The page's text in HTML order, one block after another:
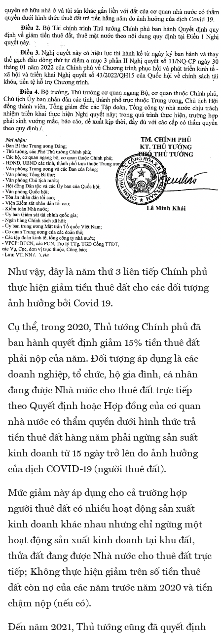
Như vậy, đây là năm thứ 3 liên tiếp Chính phủ
thực hiện giảm tiền thuê đất cho các đối tượng
ảnh hưởng bởi Covid 19.
Cụ thể, trong 2020, Thủ tướng Chính phủ đã
ban hành quyết định giảm 15% tiền thuê đất
phải nộp của năm. Đối tượng áp dụng là các
doanh nghiệp, tổ chức, hộ gia đình, cá nhân
đang được Nhà nước cho thuê đất trực tiếp
theo Quyết định hoặc Hợp đồng của cơ quan
nhà nước có thẩm quyền dưới hình thức trả
tiền thuê đất hàng năm phải ngừng sản suất
kinh doanh từ 15 ngày trở lên do ảnh hưởng
của dịch COVID-19 (người thuê đất).
Mức giảm này áp dụng cho cả trường hợp
người thuê đất có nhiều hoạt động sản xuất
kinh doanh khác nhau nhưng chỉ ngừng một
hoạt động sản xuất kinh doanh tại khu đất,
thửa đất đang được Nhà nước cho thuê đất trực
tiếp; Không thực hiện giảm trên số tiền thuê
đất còn nợ của các năm trước năm 2020 và tiền
chậm nộp (nếu có).
Đến năm 2021, Thủ tướng cũng đã quyết định